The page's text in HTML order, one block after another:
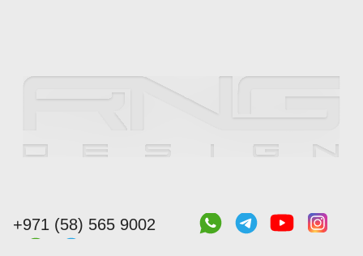
+971 (58) 565 9002